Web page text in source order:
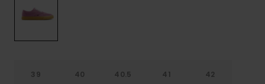
39 40 40.5 41 42